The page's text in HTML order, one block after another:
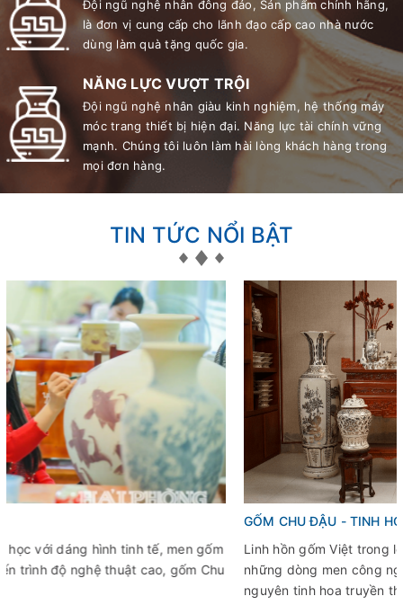
Đội ngũ nghệ nhân đông đảo, Sản phẩm chính hãng,
là đơn vị cung cấp cho lãnh đạo cấp cao nhà nước
dùng làm quà tặng quốc gia.
NĂNG LỰC VƯỢT TRỘI
Đội ngũ nghệ nhân giàu kinh nghiệm, hệ thống máy
móc trang thiết bị hiện đại. Năng lực tài chính vững
mạnh. Chúng tôi luôn làm hài lòng khách hàng trong
mọi đơn hàng.
TIN TỨC NỔI BẬT
GỐM CHU ĐẬU - TINH HOA TỪ ĐẤT VIỆT, LAN TỎA PHÚC
Linh hồn gốm Việt trong lớp men tro trấu độc bản Khác với
những dòng men công nghiệp hiện đại, gốm Chu Đậu giữ
nguyên tinh hoa truyền thống qua lớp...